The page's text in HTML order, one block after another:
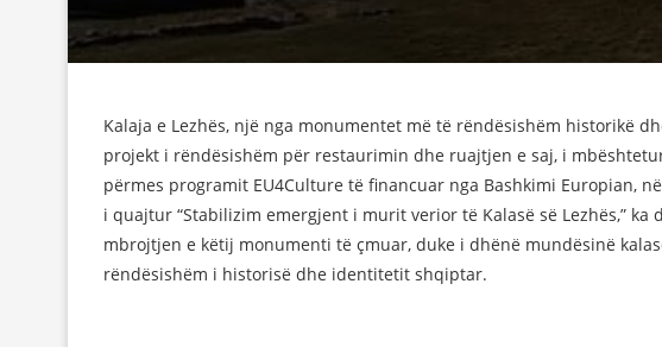
Kalaja e Lezhës, një nga monumentet më të rëndësishëm historikë
projekt i rëndësishëm për restaurimin dhe ruajtjen e saj, i
përmes programit EU4Culture të financuar nga Bashkimi Europian,
i quajtur “Stabilizim emergjent i murit verior të Kalasë së Lezhës,”
mbrojtjen e këtij monumenti të çmuar, duke i dhënë mundësinë
rëndësishëm i historisë dhe identitetit shqiptar.